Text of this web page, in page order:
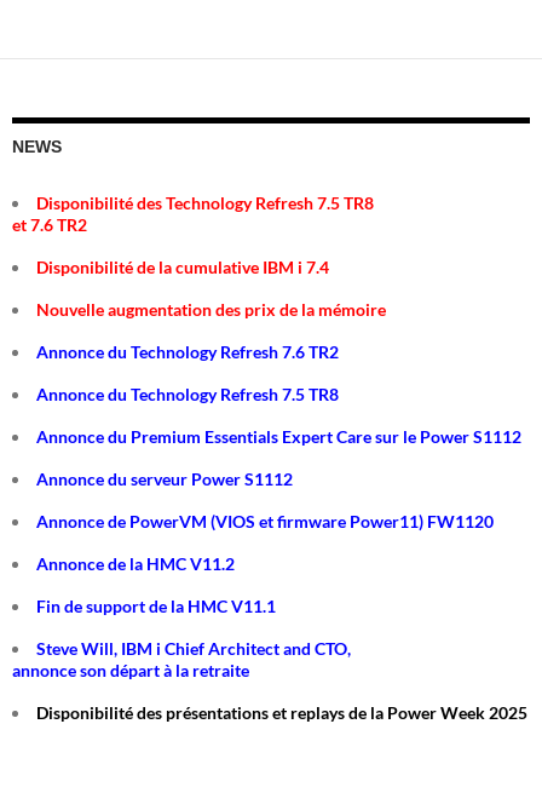
articles
NEWS
Disponibilité des Technology Refresh 7.5 TR8
et 7.6 TR2
Disponibilité de la cumulative IBM i 7.4
Nouvelle augmentation des prix de la mémoire
Annonce du Technology Refresh 7.6 TR2
Annonce du Technology Refresh 7.5 TR8
Annonce du Premium Essentials Expert Care sur le Power S1112
Annonce du serveur Power S1112
Annonce de PowerVM (VIOS et firmware Power11) FW1120
Annonce de la HMC V11.2
Fin de support de la HMC V11.1
Steve Will, IBM i Chief Architect and CTO,
annonce son départ à la retraite
Disponibilité des présentations et replays de la Power Week 2025